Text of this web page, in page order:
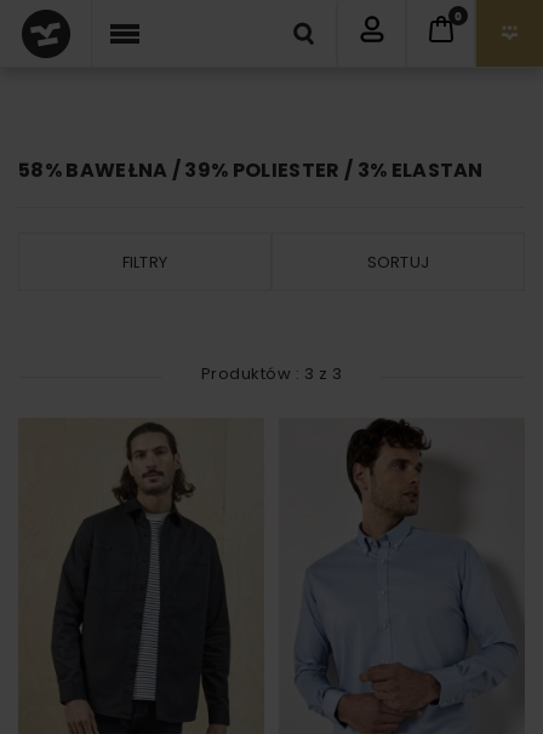
0
58% BAWEŁNA / 39% POLIESTER / 3% ELASTAN
FILTRY SORTUJ
Produktów : 3 z 3